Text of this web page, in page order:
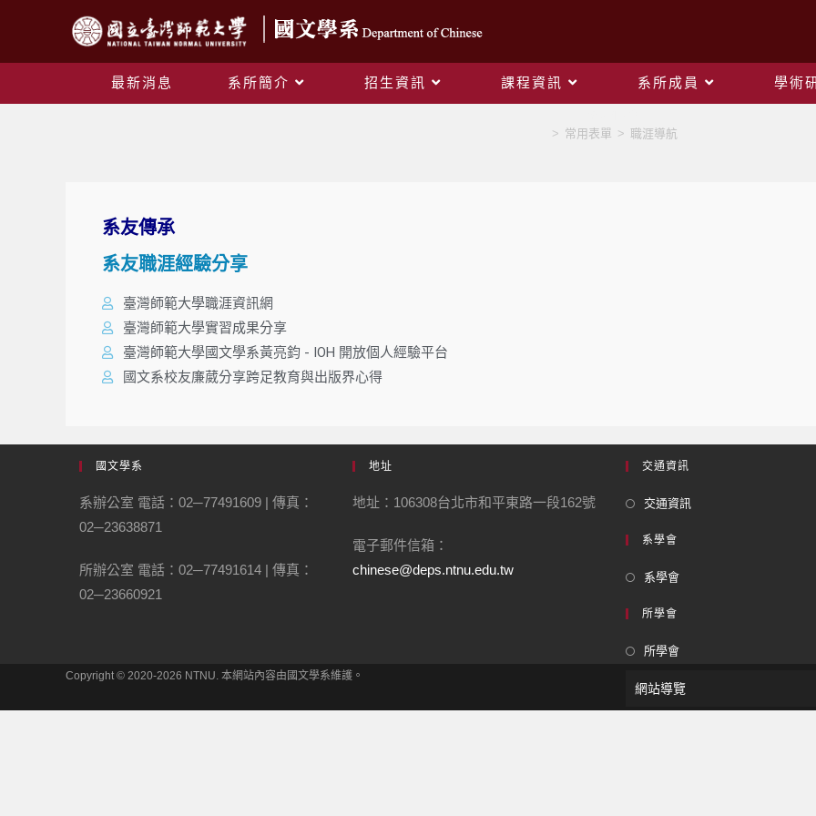
最新消息 系所簡介 招生資訊 課程資訊 系所成員 學術
> 常用表單 > 職涯導航
系友傳承
系友職涯經驗分享
臺灣師範大學職涯資訊網
臺灣師範大學實習成果分享
臺灣師範大學國文學系黃亮鈞 - IOH 開放個人經驗平台
國文系校友廉葳分享跨足教育與出版界心得
國文學系
系辦公室 電話：02─77491609 | 傳真：
02─23638871
所辦公室 電話：02─77491614 | 傳真：
02─23660921
地址
地址：106308台北市和平東路一段162號
電子郵件信箱：
chinese@deps.ntnu.edu.tw
交通資訊
交通資訊
系學會
系學會
所學會
所學會
網站導覽
Copyright © 2020-2026 NTNU. 本網站內容由國文學系維護。